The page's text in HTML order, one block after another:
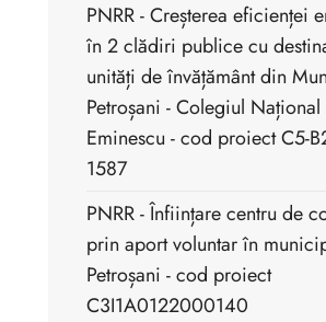
PNRR - Creșterea eficienței
în 2 clădiri publice cu
unități de învățământ din
Petroșani - Colegiul
Eminescu - cod proiect C5-
1587
PNRR - Înființare centru de
prin aport voluntar în
Petroșani - cod proiect
C3I1A0122000140